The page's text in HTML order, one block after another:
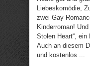
Liebeskomödie,
zwei Gay
Kinderroman!
Stolen Heart“,
Auch an diesem
und kostenlos ...